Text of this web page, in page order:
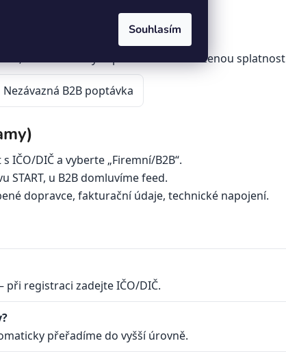
Souhlasím
feedu (dle dohody)
možnost štítků dle přání
u dlouhodobých partnerů lze odloženou splatnost
Nezávazná B2B poptávka
IČO/DIČ a vyberte „Firemní/B2B“.
START, u B2B domluvíme feed.
dopravce, fakturační údaje, technické napojení.
při registraci zadejte IČO/DIČ.
přeřadíme do vyšší úrovně.